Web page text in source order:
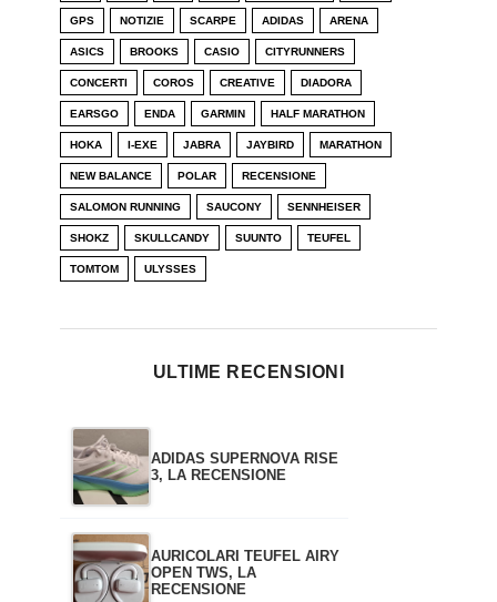
GPS NOTIZIE SCARPE ADIDAS ARENA
ASICS BROOKS CASIO CITYRUNNERS
CONCERTI COROS CREATIVE DIADORA
EARSGO ENDA GARMIN HALF MARATHON
HOKA I-EXE JABRA JAYBIRD MARATHON
NEW BALANCE POLAR RECENSIONE
SALOMON RUNNING SAUCONY SENNHEISER
SHOKZ SKULLCANDY SUUNTO TEUFEL
TOMTOM ULYSSES
ULTIME RECENSIONI
ADIDAS SUPERNOVA RISE
3, LA RECENSIONE
AURICOLARI TEUFEL AIRY
OPEN TWS, LA
RECENSIONE